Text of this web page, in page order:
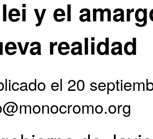
y el
realidad
el 20